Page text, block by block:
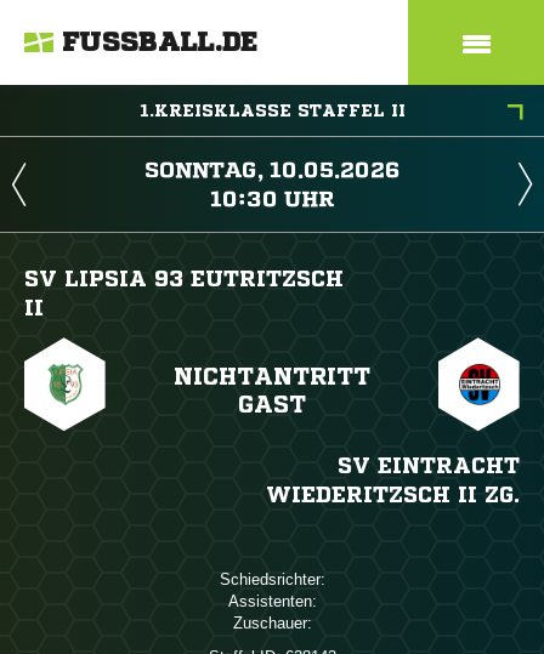
FUSSBALL.DE
1.KREISKLASSE STAFFEL II
 
 
SV LIPSIA 93 EUTRITZSCH
II
NICHTANTRITT
GAST
SV EINTRACHT
WIEDERITZSCH II ZG.
Schiedsrichter:
Assistenten:
Zuschauer: